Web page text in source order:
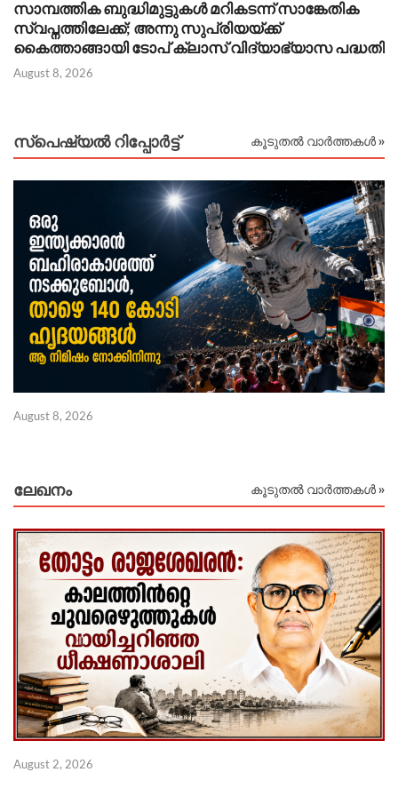
സാമ്പത്തിക ബുദ്ധിമുട്ടുകൾ മറികടന്ന് സാങ്കേതിക
സ്വപ്നത്തിലേക്ക്; അന്നു സുപ്രിയയ്ക്ക്
കൈത്താങ്ങായി ടോപ് ക്ലാസ് വിദ്യാഭ്യാസ പദ്ധതി
August 8, 2026
സ്പെഷ്യൽ റിപ്പോര്‍ട്ട് കൂടുതൽ വാർത്തകൾ »
August 8, 2026
ലേഖനം കൂടുതൽ വാർത്തകൾ »
August 2, 2026